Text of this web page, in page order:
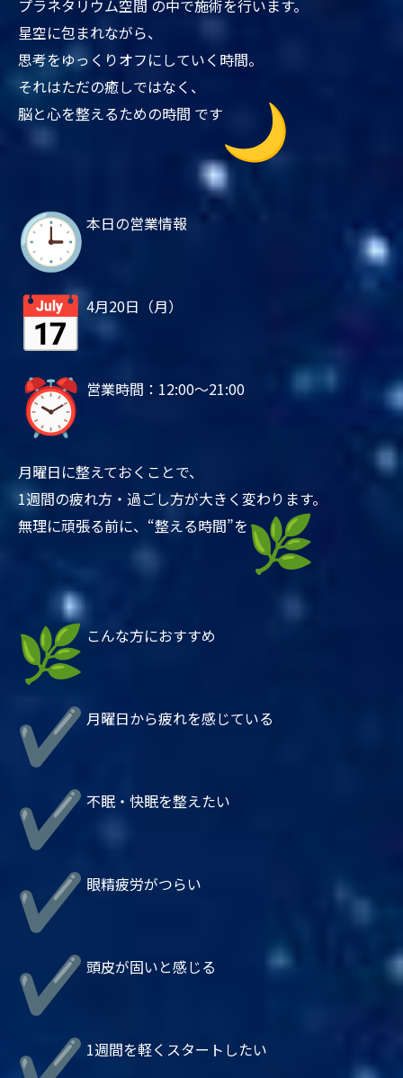
プラネタリウム空間 の中で施術を行います。
星空に包まれながら、
思考をゆっくりオフにしていく時間。
それはただの癒しではなく、
脳と心を整えるための時間 です
本日の営業情報
4月20日（月）
営業時間：12:00～21:00
月曜日に整えておくことで、
1週間の疲れ方・過ごし方が大きく変わります。
無理に頑張る前に、“整える時間”を
こんな方におすすめ
月曜日から疲れを感じている
不眠・快眠を整えたい
眼精疲労がつらい
頭皮が固いと感じる
1週間を軽くスタートしたい